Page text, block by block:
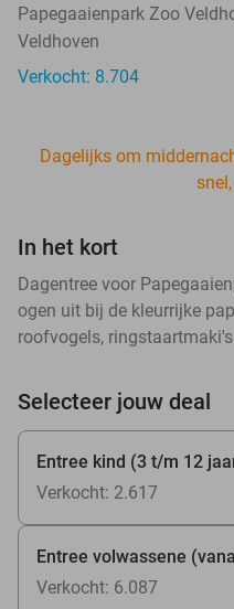
Papegaaienpark Zoo
Veldhoven
Verkocht: 8.704
Dagelijks om
In het kort
Dagentree voor
ogen uit bij de kleurrijke
roofvogels,
Selecteer jouw deal
Entree kind (3 t/m 12
Verkocht: 2.617
Entree volwassene
Verkocht: 6.087